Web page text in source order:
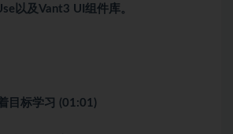
以及Vant3 UI组件库。
目标学习 (01:01)